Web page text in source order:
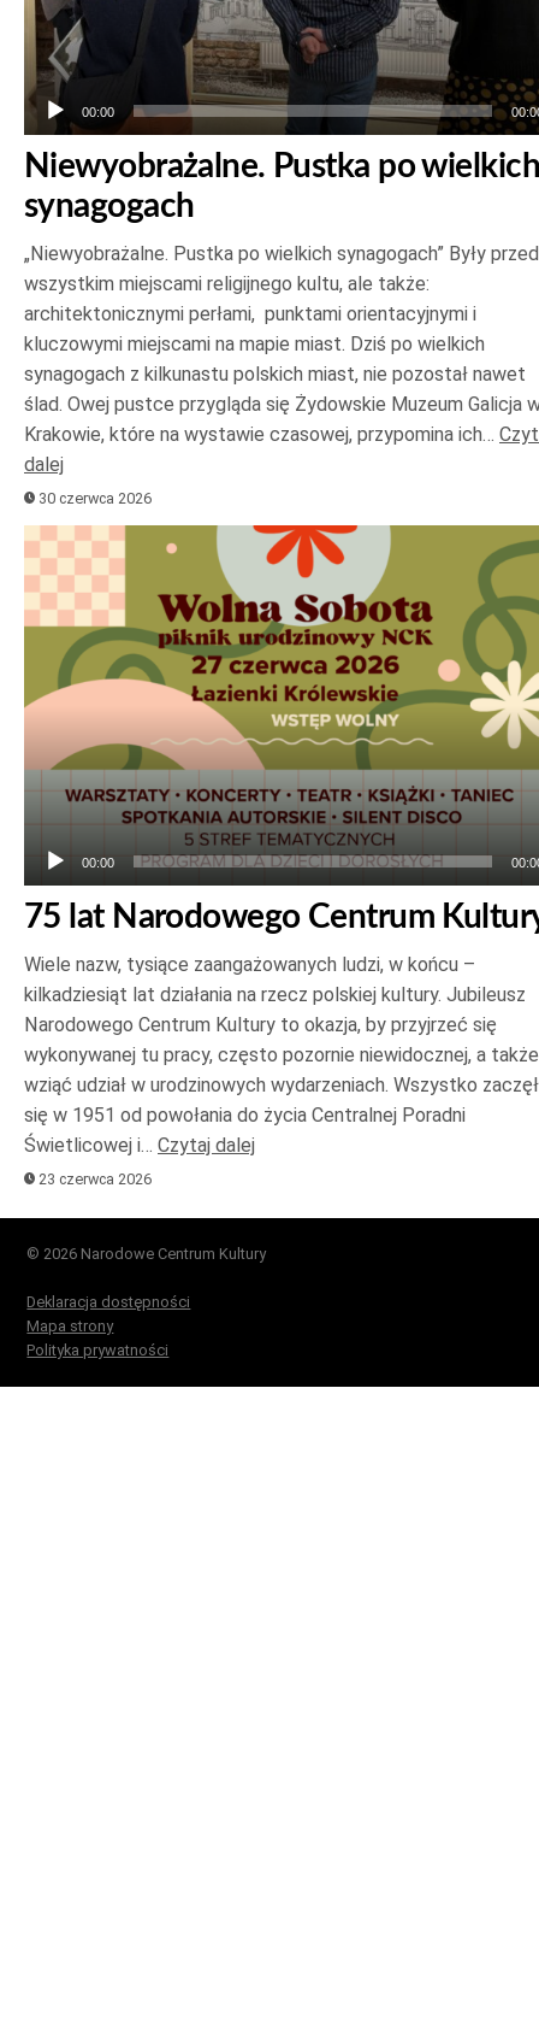
00:00
Niewyobrażalne. Pustka po wielkich
synagogach
„Niewyobrażalne. Pustka po wielkich synagogach” Były
wszystkim miejscami religijnego kultu, ale także:
architektonicznymi perłami, punktami orientacyjnymi i
kluczowymi miejscami na mapie miast. Dziś po wielkich
synagogach z kilkunastu polskich miast, nie pozostał nawet
ślad. Owej pustce przygląda się Żydowskie Muzeum Galicja
Krakowie, które na wystawie czasowej, przypomina ich…
dalej
30 czerwca 2026
Odtwarzacz
plików
dźwiękowych
00:00
75 lat Narodowego Centrum
Wiele nazw, tysiące zaangażowanych ludzi, w końcu –
kilkadziesiąt lat działania na rzecz polskiej kultury. Jubileusz
Narodowego Centrum Kultury to okazja, by przyjrzeć się
wykonywanej tu pracy, często pozornie niewidocznej, a także
wziąć udział w urodzinowych wydarzeniach. Wszystko
się w 1951 od powołania do życia Centralnej Poradni
Świetlicowej i… Czytaj dalej
23 czerwca 2026
© 2026 Narodowe Centrum Kultury
Deklaracja dostępności
Mapa strony
Polityka prywatności